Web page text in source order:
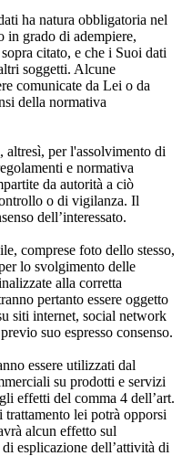
ha natura obbligatoria nel
in grado di adempiere,
citato, e che i Suoi dati
soggetti. Alcune
comunicate da Lei o da
della normativa
per l'assolvimento di
e normativa
da autorità a ciò
o di vigilanza. Il
dell’interessato.
comprese foto dello stesso,
lo svolgimento delle
alla corretta
pertanto essere oggetto
siti internet, social network
suo espresso consenso.
essere utilizzati dal
su prodotti e servizi
effetti del comma 4 dell’art.
lei potrà opporsi
alcun effetto sul
esplicazione dell’attività di